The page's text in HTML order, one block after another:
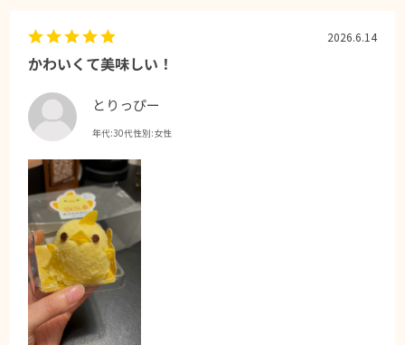
かわいくて美味しい！
とりっぴー
年代:30代性別:女性
2026.6.14